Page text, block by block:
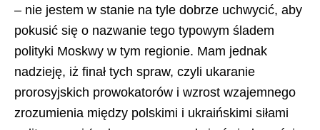
– nie jestem w stanie na tyle dobrze uchwycić, aby
pokusić się o nazwanie tego typowym śladem
polityki Moskwy w tym regionie. Mam jednak
nadzieję, iż finał tych spraw, czyli ukaranie
prorosyjskich prowokatorów i wzrost wzajemnego
zrozumienia między polskimi i ukraińskimi siłami